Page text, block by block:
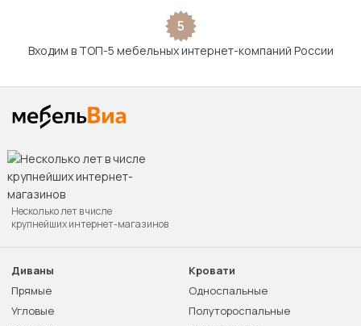
5
Входим в ТОП-5 мебельных интернет-компаний России
Несколько лет в числе
крупнейших интернет-магазинов
Диваны
Прямые
Угловые
Кровати
Односпальные
Полутороспальные